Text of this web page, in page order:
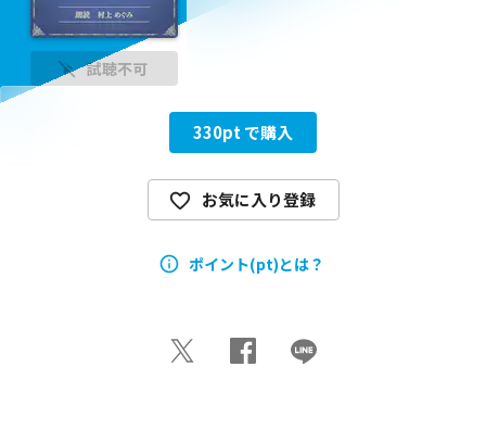
試聴不可
330pt で購入
お気に入り登録
ポイント(pt)とは？